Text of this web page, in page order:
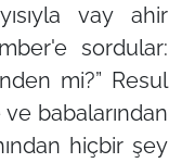
vay ahir
sordular:
mi?” Resul
babalarından
hiçbir şey